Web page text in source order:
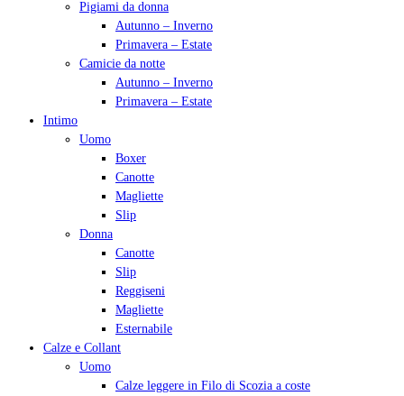
Pigiami da donna
Autunno – Inverno
Primavera – Estate
Camicie da notte
Autunno – Inverno
Primavera – Estate
Intimo
Uomo
Boxer
Canotte
Magliette
Slip
Donna
Canotte
Slip
Reggiseni
Magliette
Esternabile
Calze e Collant
Uomo
Calze leggere in Filo di Scozia a coste